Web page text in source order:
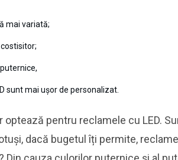
mai variată;
sunt mai ușor de personalizat.
optează pentru reclamele cu LED.
dacă bugetul îți permite,